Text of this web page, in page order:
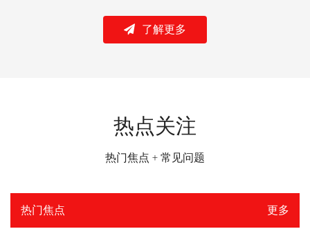
了解更多
热点关注
热门焦点 + 常见问题
热门焦点 更多